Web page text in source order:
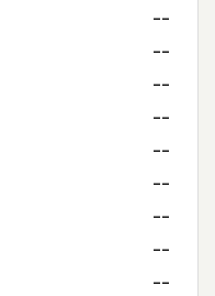
--
--
--
--
--
--
--
--
--